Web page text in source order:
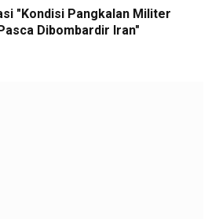
"Kondisi Pangkalan Militer
Dibombardir Iran"